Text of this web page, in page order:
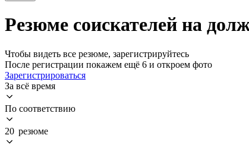
Резюме соискателей на
Чтобы видеть все резюме, зарегистрируйтесь
После регистрации покажем ещё 6 и откроем фото
Зарегистрироваться
За всё время
По соответствию
20 резюме